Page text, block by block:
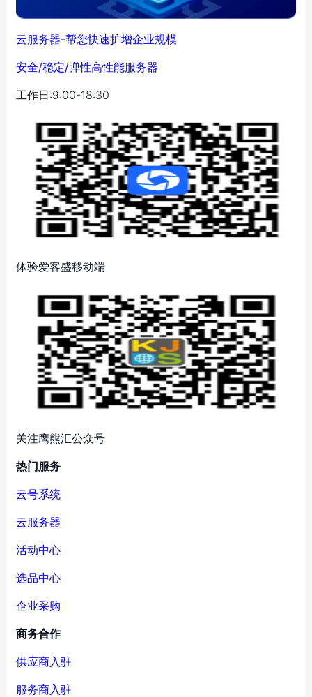
云服务器-帮您快速扩增企业规模
安全/稳定/弹性高性能服务器
工作日:9:00-18:30
体验爱客盛移动端
关注鹰熊汇公众号
热门服务
云号系统
云服务器
活动中心
选品中心
企业采购
商务合作
供应商入驻
服务商入驻